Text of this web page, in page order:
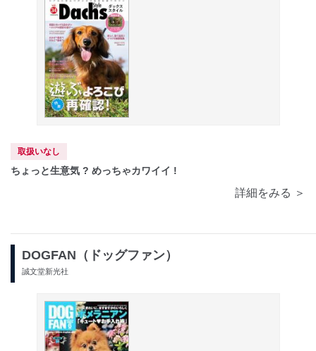
取扱いなし
ちょっと生意気 ? めっちゃカワイイ !
詳細をみる ＞
DOGFAN（ドッグファン）
誠文堂新光社